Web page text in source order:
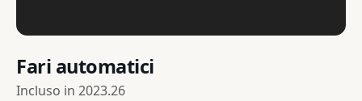
Fari automatici
Incluso in 2023.26